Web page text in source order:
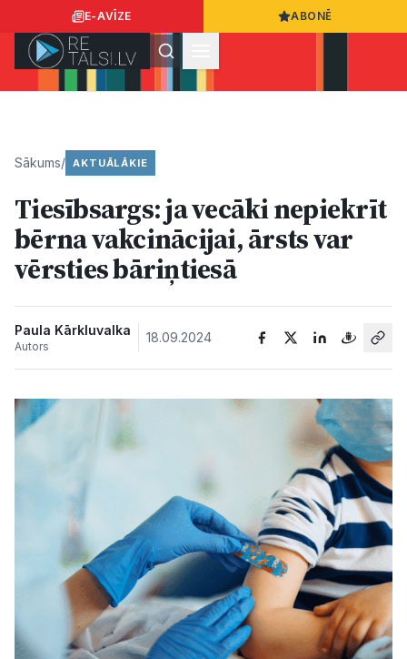
E-AVĪZE ABONĒ
Ziņas
Sabiedrība
Dzīvesstils
Bizness
Video
Vieta
Sākums/ AKTUĀLĀKIE
Tiesībsargs: ja vecāki nepiekrīt
bērna vakcinācijai, ārsts var
vērsties bāriņtiesā
Paula Kārkluvalka
Autors
18.09.2024